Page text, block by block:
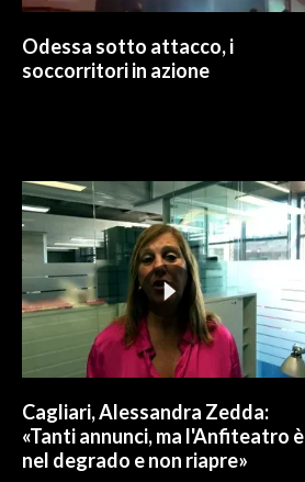
Odessa sotto attacco, i
soccorritori in azione
Cagliari, Alessandra Zedda:
«Tanti annunci, ma l'Anfiteatro è
nel degrado e non riapre»